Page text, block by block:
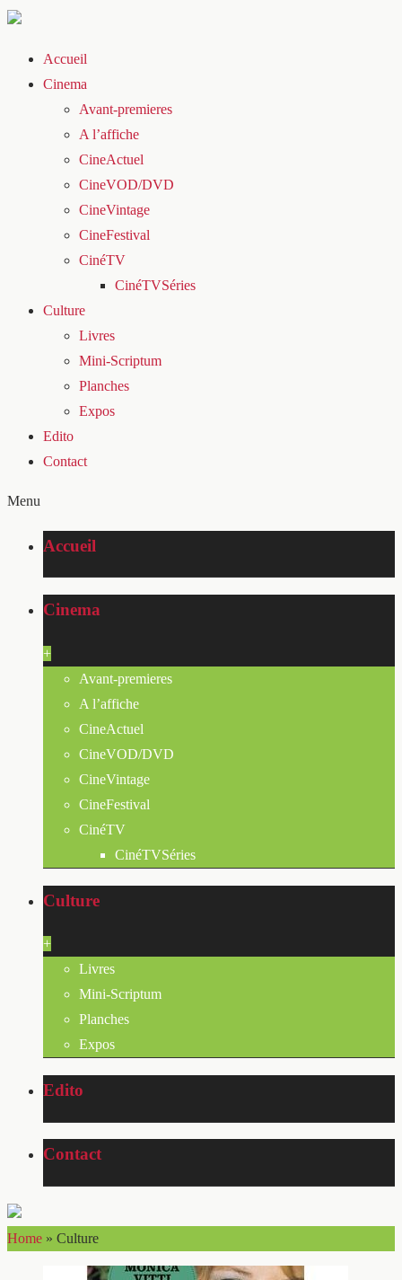
Accueil
Cinema
Avant-premieres
A l’affiche
CineActuel
CineVOD/DVD
CineVintage
CineFestival
CinéTV
CinéTVSéries
Culture
Livres
Mini-Scriptum
Planches
Expos
Edito
Contact
Menu
Accueil
Cinema
+
Avant-premieres
A l’affiche
CineActuel
CineVOD/DVD
CineVintage
CineFestival
CinéTV
CinéTVSéries
Culture
+
Livres
Mini-Scriptum
Planches
Expos
Edito
Contact
Home » Culture